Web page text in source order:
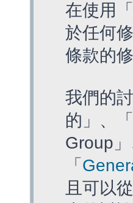
在使用
於任何
條款的
我們的
的」、
Group
「
且可以從